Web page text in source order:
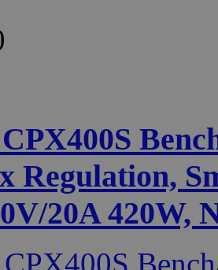
Regulation,
20A 420W,